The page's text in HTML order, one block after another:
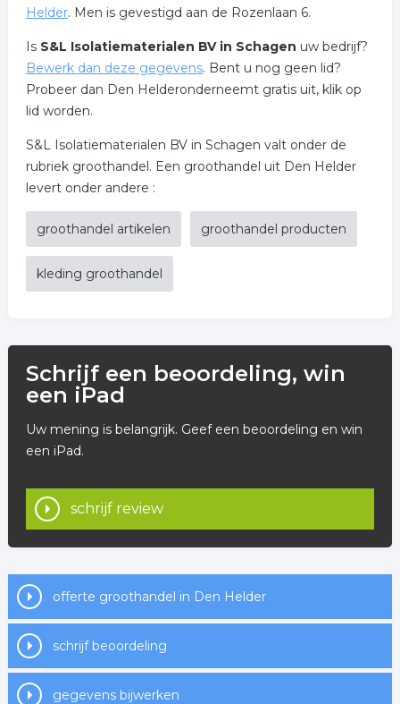
Helder. Men is gevestigd aan de Rozenlaan 6.
Is S&L Isolatiematerialen BV in Schagen uw bedrijf?
Bewerk dan deze gegevens. Bent u nog geen lid?
Probeer dan Den Helderonderneemt gratis uit, klik op
lid worden.
S&L Isolatiematerialen BV in Schagen valt onder de
rubriek groothandel. Een groothandel uit Den Helder
levert onder andere :
groothandel artikelen groothandel producten
kleding groothandel
Schrijf een beoordeling, win
een iPad
Uw mening is belangrijk. Geef een beoordeling en win
een iPad.
schrijf review
offerte groothandel in Den Helder
schrijf beoordeling
gegevens bijwerken